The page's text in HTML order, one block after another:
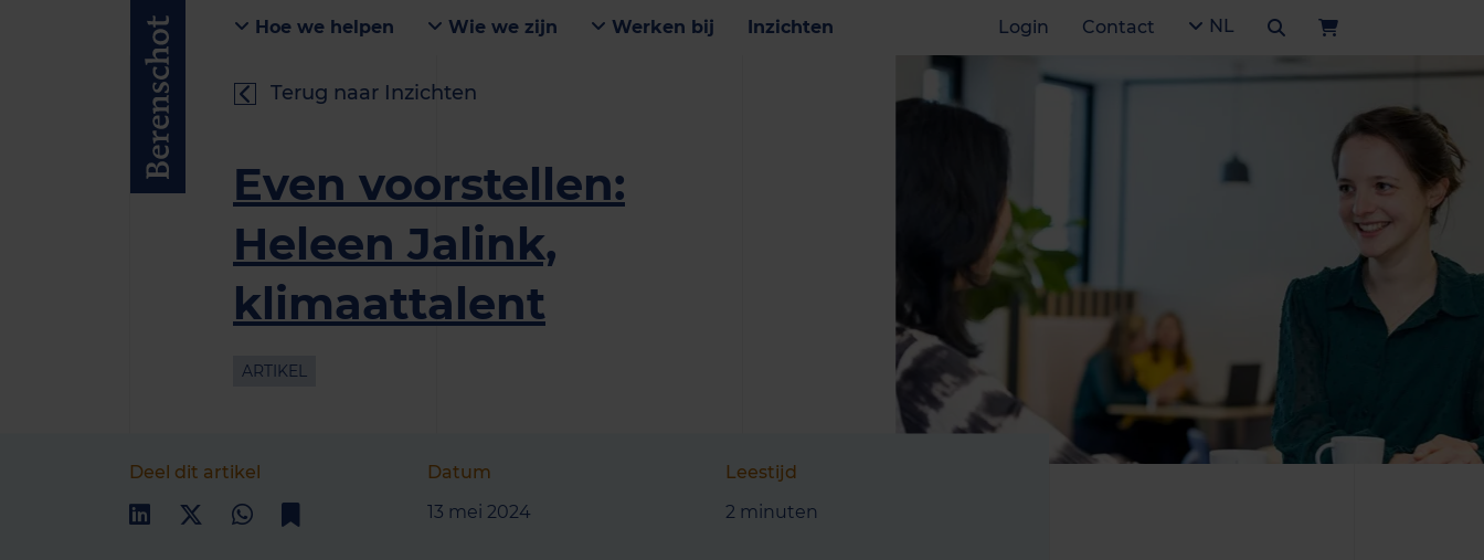
Hoe we helpen Wie we zijn Werken bij Inzichten Login Contact NL
Terug naar Inzichten
Even voorstellen:
Heleen Jalink,
klimaattalent
ARTIKEL
Deel dit artikel
Datum
13 mei 2024
Leestijd
2 minuten